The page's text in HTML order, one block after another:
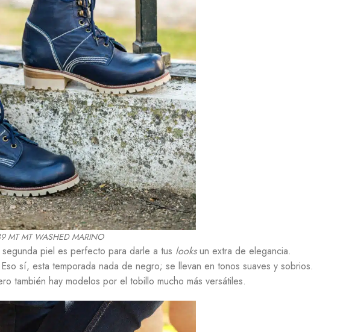
MT MT WASHED MARINO
piel es perfecto para darle a tus looksun extra de elegancia.
sí, esta temporada nada de negro; se llevan en tonos suaves y sobrios.
también hay modelos por el tobillo mucho más versátiles.